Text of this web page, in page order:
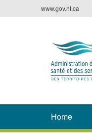
www.gov.nt.ca
Home